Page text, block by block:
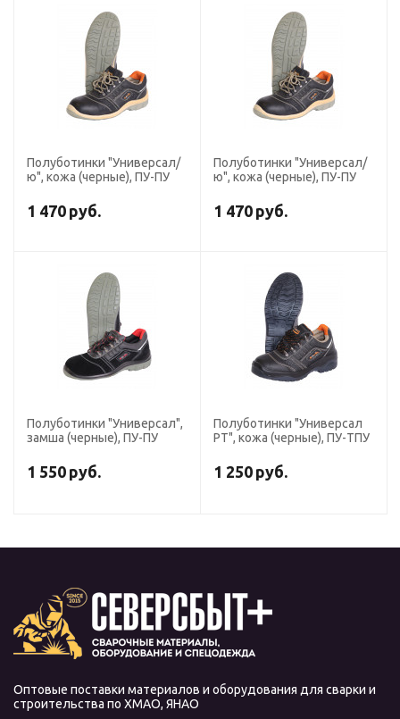
Полуботинки "Универсал/
ю", кожа (черные), ПУ-ПУ
1 470 руб.
Полуботинки "Универсал/
ю", кожа (черные), ПУ-ПУ
1 470 руб.
Полуботинки "Универсал",
замша (черные), ПУ-ПУ
1 550 руб.
Полуботинки "Универсал
РТ", кожа (черные), ПУ-ТПУ
1 250 руб.
Оптовые поставки материалов и оборудования для сварки и
строительства по ХМАО, ЯНАО